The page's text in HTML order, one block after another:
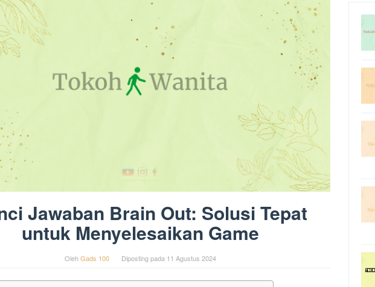
Jawaban Brain Out: Solusi Tepat
untuk Menyelesaikan Game
OlehGads 100 Diposting pada 11 Agustus 2024